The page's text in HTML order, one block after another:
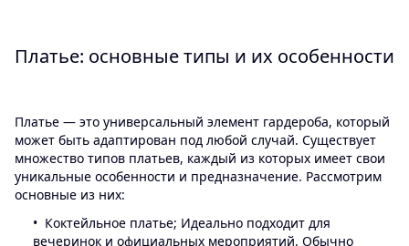
Платье: основные типы и их особенности
Платье — это универсальный элемент гардероба, который
может быть адаптирован под любой случай. Существует
множество типов платьев, каждый из которых имеет свои
уникальные особенности и предназначение. Рассмотрим
основные из них:
Коктейльное платье; Идеально подходит для
вечеринок и официальных мероприятий. Обычно